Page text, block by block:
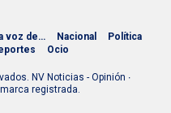
voz de… Nacional
Política
Ocio
NV Noticias - Opinión ∙
registrada.